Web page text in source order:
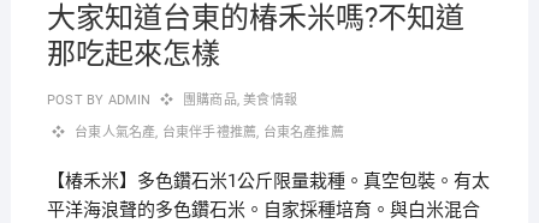
大家知道台東的椿禾米嗎?不知道
那吃起來怎樣
POST BY ADMIN 團購商品,美食情報
台東人氣名產, 台東伴手禮推薦, 台東名產推薦
【椿禾米】多色鑽石米1公斤限量栽種。真空包裝。有太
平洋海浪聲的多色鑽石米。自家採種培育。與白米混合